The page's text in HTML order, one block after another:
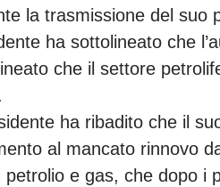
la trasmissione del suo
ha sottolineato che
che il settore
ha ribadito che il
al mancato rinnovo
petrolio e gas, che dopo i